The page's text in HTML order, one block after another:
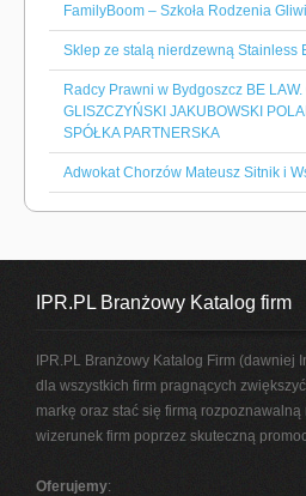
FamilyBoom – Szkoła Rodzenia
Sklep ze stalą nierdzewną Stainless
Radcy Prawni w Bydgoszcz BE
GLISZCZYŃSKI JAKUBOWSKI
SPÓŁKA PARTNERSKA
Adwokat Chorzów Mateusz Sitnik i
IPR.PL Branżowy Katalog firm
IPR.PL Branżowy Katalog Firm (dawniej
dla wszystkich firm pragnących
markę oraz stać się firmą
wizerunek firm poprzez skuteczną
Oferujemy: